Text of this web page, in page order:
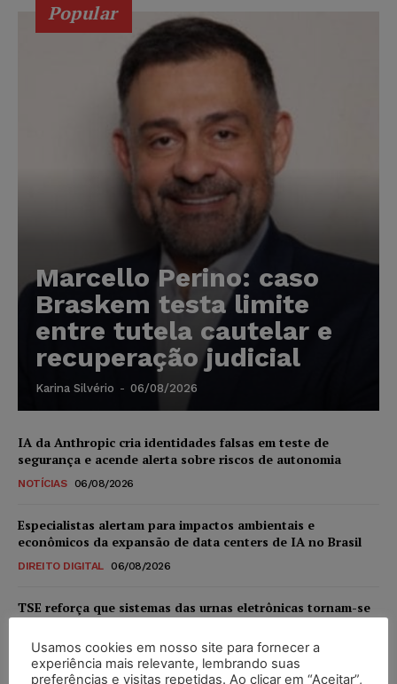
Popular
Marcello Perino: caso
Braskem testa limite
entre tutela cautelar e
recuperação judicial
Karina Silvério - 06/08/2026
IA da Anthropic cria identidades falsas em teste de
segurança e acende alerta sobre riscos de autonomia
NOTÍCIAS 06/08/2026
Especialistas alertam para impactos ambientais e
econômicos da expansão de data centers de IA no Brasil
DIREITO DIGITAL 06/08/2026
TSE reforça que sistemas das urnas eletrônicas tornam-se
NOTÍCIAS 06/08/2026
Usamos cookies em nosso site para fornecer a
experiência mais relevante, lembrando suas
preferências e visitas repetidas. Ao clicar em “Aceitar”,